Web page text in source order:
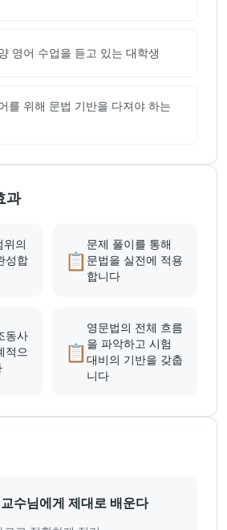
영어 수업을 듣고 있는 대학생
를 위해 문법 기반을 다져야 하는
과
위의
성합
📋
문제 풀이를 통해
문법을 실전에 적용
합니다
동사
적으
📋
영문법의 전체 흐름
을 파악하고 시험
대비의 기반을 갖춥
니다
수님에게 제대로 배운다